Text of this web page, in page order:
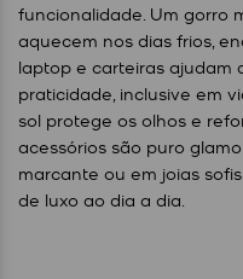
funcionalidade. Um gorro
aquecem nos dias frios,
laptop e carteiras ajudam
praticidade, inclusive em
sol protege os olhos e
acessórios são puro
marcante ou em joias
de luxo ao dia a dia.